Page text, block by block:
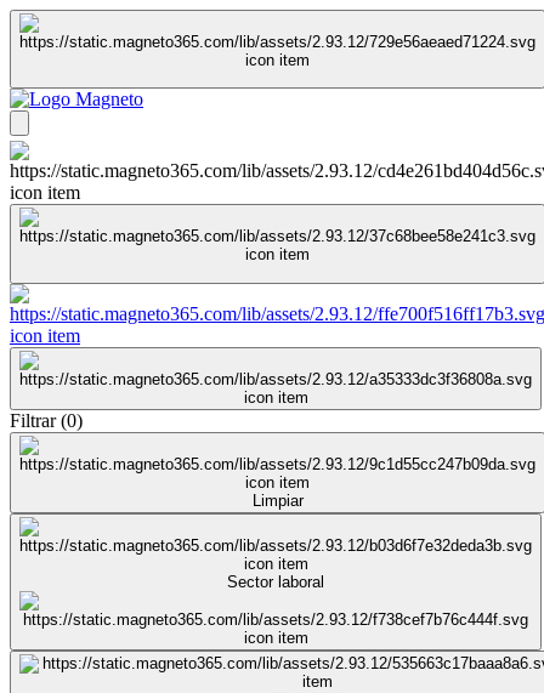
Filtrar(0)
Limpiar
Sector laboral